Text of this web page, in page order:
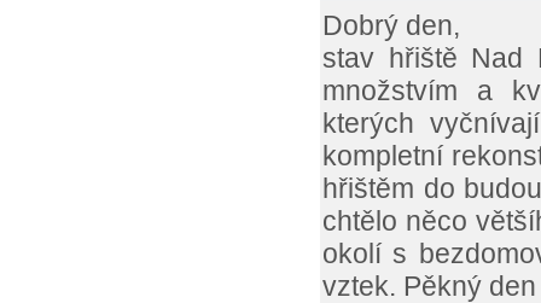
Dobrý den,
stav hřiště Nad
množstvím a
kterých
kompletní
hřištěm do
chtělo něco
okolí s
vztek. Pěkný